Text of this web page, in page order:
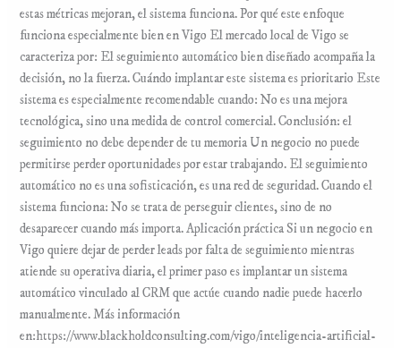
estas métricas mejoran, el sistema funciona. Por qué este enfoque
funciona especialmente bien en Vigo El mercado local de Vigo se
caracteriza por: El seguimiento automático bien diseñado acompaña la
decisión, no la fuerza. Cuándo implantar este sistema es prioritario Este
sistema es especialmente recomendable cuando: No es una mejora
tecnológica, sino una medida de control comercial. Conclusión: el
seguimiento no debe depender de tu memoria Un negocio no puede
permitirse perder oportunidades por estar trabajando. El seguimiento
automático no es una sofisticación, es una red de seguridad. Cuando el
sistema funciona: No se trata de perseguir clientes, sino de no
desaparecer cuando más importa. Aplicación práctica Si un negocio en
Vigo quiere dejar de perder leads por falta de seguimiento mientras
atiende su operativa diaria, el primer paso es implantar un sistema
automático vinculado al CRM que actúe cuando nadie puede hacerlo
manualmente. Más información
en:https://www.blackholdconsulting.com/vigo/inteligencia-artificial-